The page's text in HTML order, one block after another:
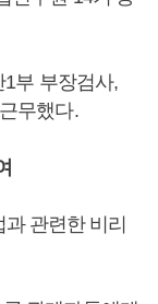
부 부장검사,
무했다.
관련한 비리